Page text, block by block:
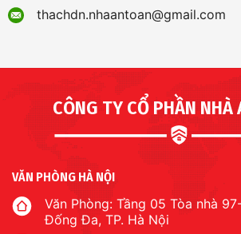
thachdn.nhaantoan@gmail.com
CÔNG TY CỔ PHẦN NHÀ
VĂN PHÒNG HÀ NỘI
Văn Phòng: Tầng 05 Tòa nhà
Đống Đa, TP. Hà Nội